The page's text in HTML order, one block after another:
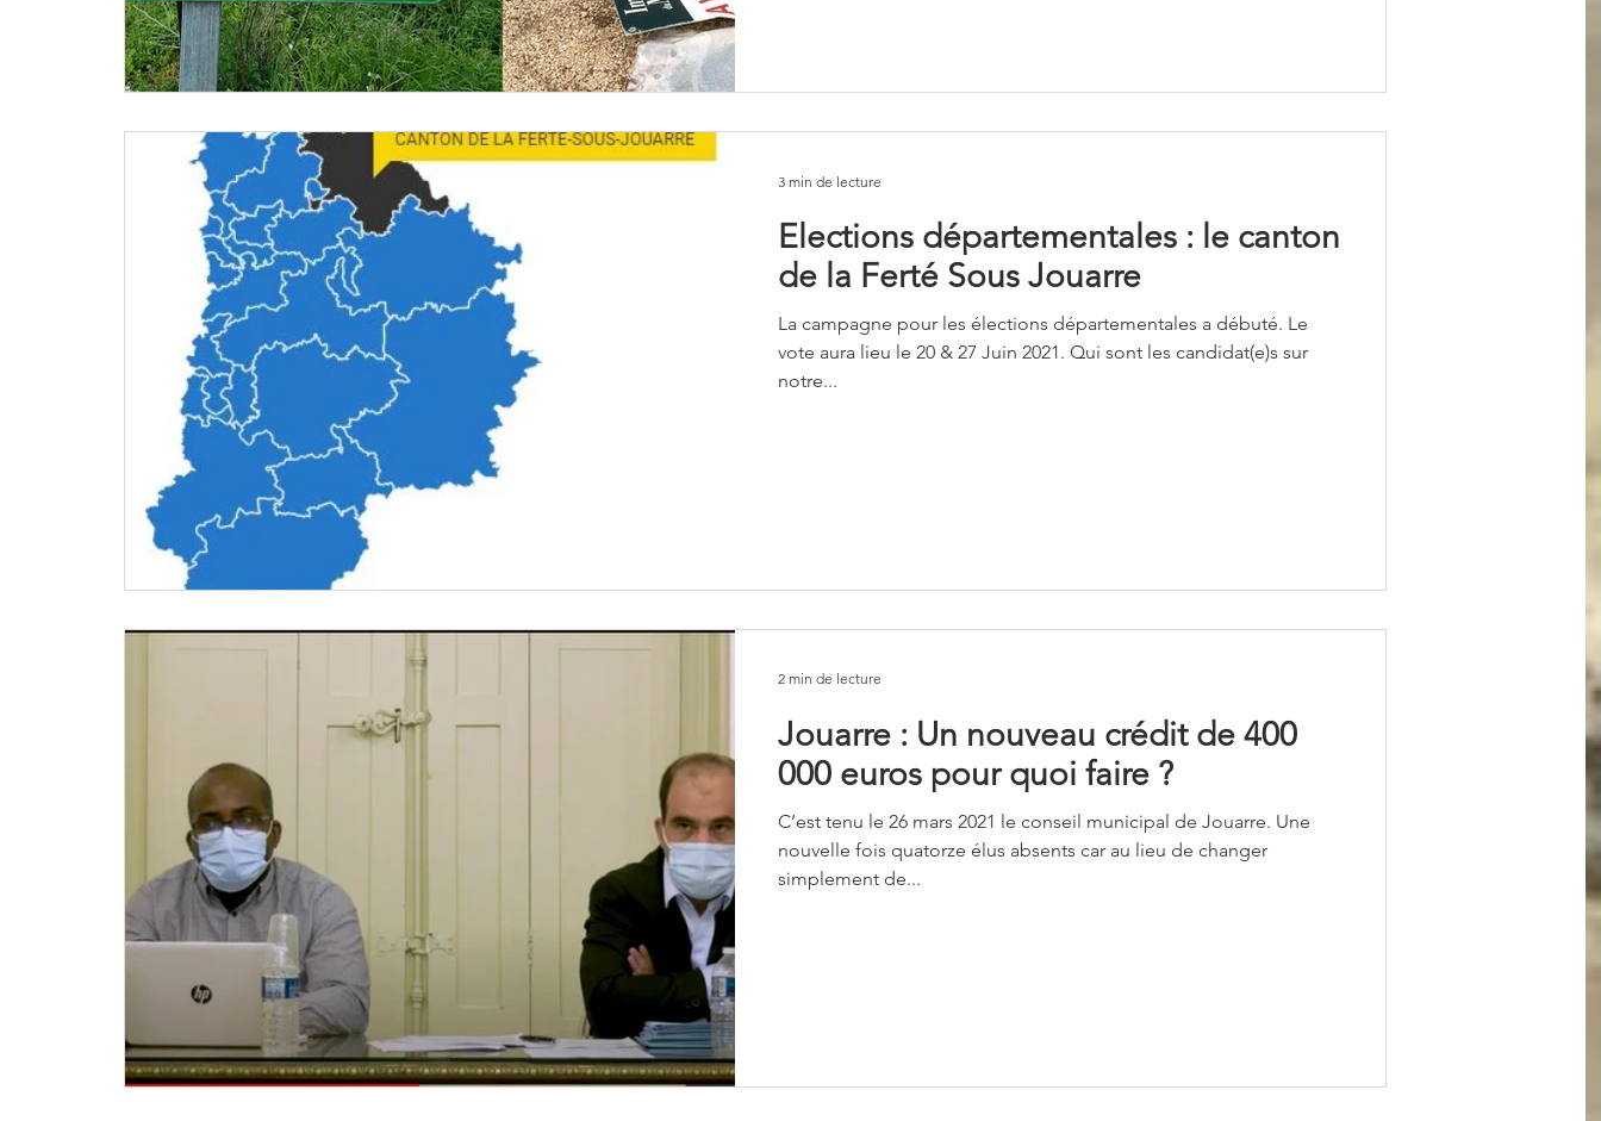
Elections départementales : le canton
de la Ferté Sous Jouarre
La campagne pour les élections départementales a débuté. Le
vote aura lieu le 20 & 27 Juin 2021. Qui sont les candidat(e)s sur
notre...
3 min de lecture
Jouarre : Un nouveau crédit de 400
000 euros pour quoi faire ?
C’est tenu le 26 mars 2021 le conseil municipal de Jouarre. Une
nouvelle fois quatorze élus absents car au lieu de changer
simplement de...
2 min de lecture